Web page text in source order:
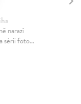
narazí
sérii foto...